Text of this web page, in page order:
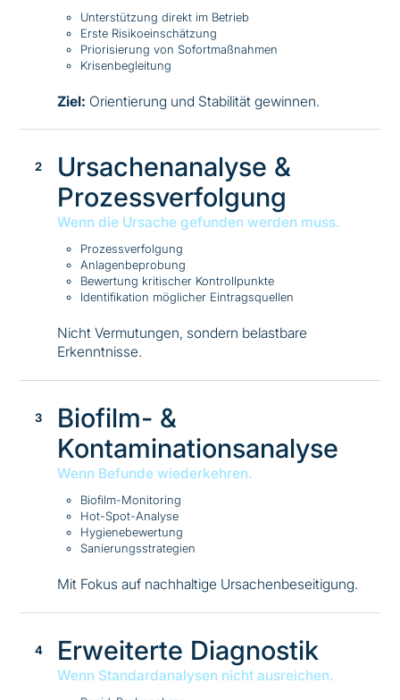
Unterstützung direkt im Betrieb
Erste Risikoeinschätzung
Priorisierung von Sofortmaßnahmen
Krisenbegleitung
Ziel: Orientierung und Stabilität gewinnen.
Ursachenanalyse &
Prozessverfolgung
Wenn die Ursache gefunden werden muss.
Prozessverfolgung
Anlagenbeprobung
Bewertung kritischer Kontrollpunkte
Identifikation möglicher Eintragsquellen
Nicht Vermutungen, sondern belastbare
Erkenntnisse.
Biofilm- &
Kontaminationsanalyse
Wenn Befunde wiederkehren.
Biofilm-Monitoring
Hot-Spot-Analyse
Hygienebewertung
Sanierungsstrategien
Mit Fokus auf nachhaltige Ursachenbeseitigung.
Erweiterte Diagnostik
Wenn Standardanalysen nicht ausreichen.